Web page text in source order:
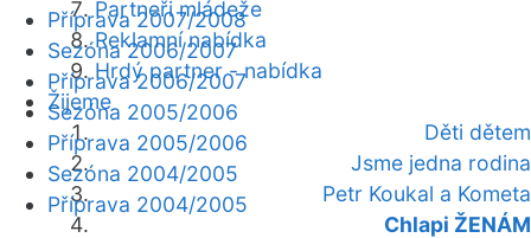
Partneři mládeže
Reklamní nabídka
Hrdý partner - nabídka
Žijeme
Děti dětem
Jsme jedna rodina
Petr Koukal a Kometa
Chlapi ŽENÁM
Příprava 2007/2008
Sezóna 2006/2007
Příprava 2006/2007
Sezóna 2005/2006
Příprava 2005/2006
Sezóna 2004/2005
Příprava 2004/2005